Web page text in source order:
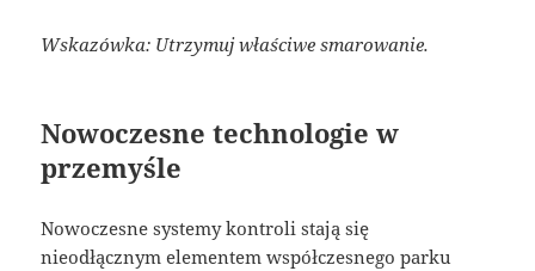
Wskazówka: Utrzymuj właściwe smarowanie.
Nowoczesne technologie w
przemyśle
Nowoczesne systemy kontroli stają się
nieodłącznym elementem współczesnego parku